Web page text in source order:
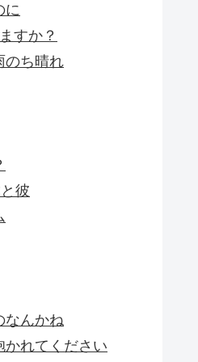
に
すか？
のち晴れ
彼
なんかね
かれてください